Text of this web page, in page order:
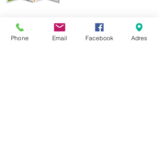
Al. Krakowska 2,
Wola Mrokowska 05-552
Phone Email Facebook Adres